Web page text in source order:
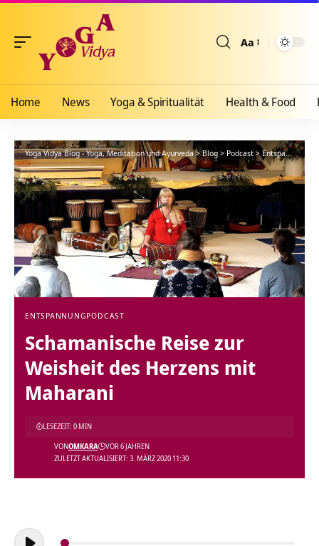
Aa
Home News Yoga & Spiritualität Health & Food
Yoga Vidya Blog - Yoga, Meditation und Ayurveda>Blog > Podcast > Entspannung
ENTSPANNUNGPODCAST
Schamanische Reise zur
Weisheit des Herzens mit
Maharani
ZULETZT AKTUALISIERT: 3. MÄRZ 2020 11:30
VONOMKARA VOR 6 JAHREN
LESEZEIT: 0 MIN
Audio-